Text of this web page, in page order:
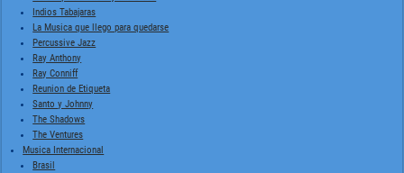
Indios Tabajaras
La Musica que llego para quedarse
Percussive Jazz
Ray Anthony
Ray Conniff
Reunion de Etiqueta
Santo y Johnny
The Shadows
The Ventures
Musica Internacional
Brasil